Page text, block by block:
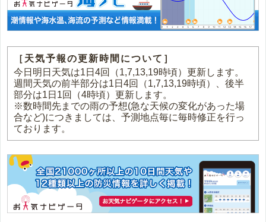
［天気予報の更新時間について］
今日明日天気は1日4回（1,7,13,19時頃）更新します。
週間天気の前半部分は1日4回（1,7,13,19時頃）、後半
部分は1日1回（4時頃）更新します。
※数時間先までの雨の予想(急な天候の変化があった場
合など)につきましては、予測地点毎に毎時修正を行っ
ております。